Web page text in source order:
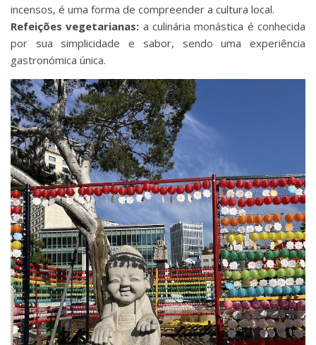
incensos, é uma forma de compreender a cultura local.
Refeições vegetarianas: a culinária monástica é conhecida
por sua simplicidade e sabor, sendo uma experiência
gastronómica única.